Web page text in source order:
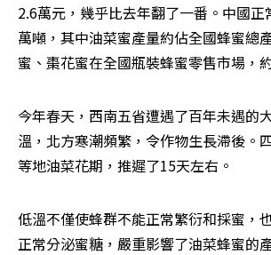
2.6萬元，幾乎比去年翻了一番。中國
萬噸，其中油菜蜜產量約佔全國蜂蜜總
蜜、棗花蜜在全國瓶裝蜂蜜零售市場，
今年春天，西南五省遭遇了百年未遇的
溫，北方寒潮頻繁，令作物生長滯後。
等地油菜花期，推遲了15天左右。
低溫不僅使蜂群不能正常繁衍和採蜜，
正常分泌蜜糖，嚴重影響了油菜蜂蜜的